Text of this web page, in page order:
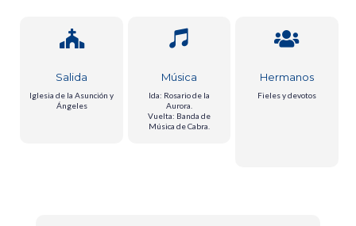

Salida
Iglesia de la Asunción y
Ángeles

Música
Ida: Rosario de la
Aurora.
Vuelta: Banda de
Música de Cabra.

Hermanos
Fieles y devotos